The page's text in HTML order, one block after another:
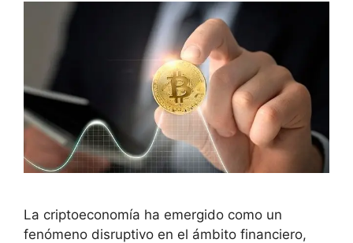
La criptoeconomía ha emergido como un
fenómeno disruptivo en el ámbito financiero,